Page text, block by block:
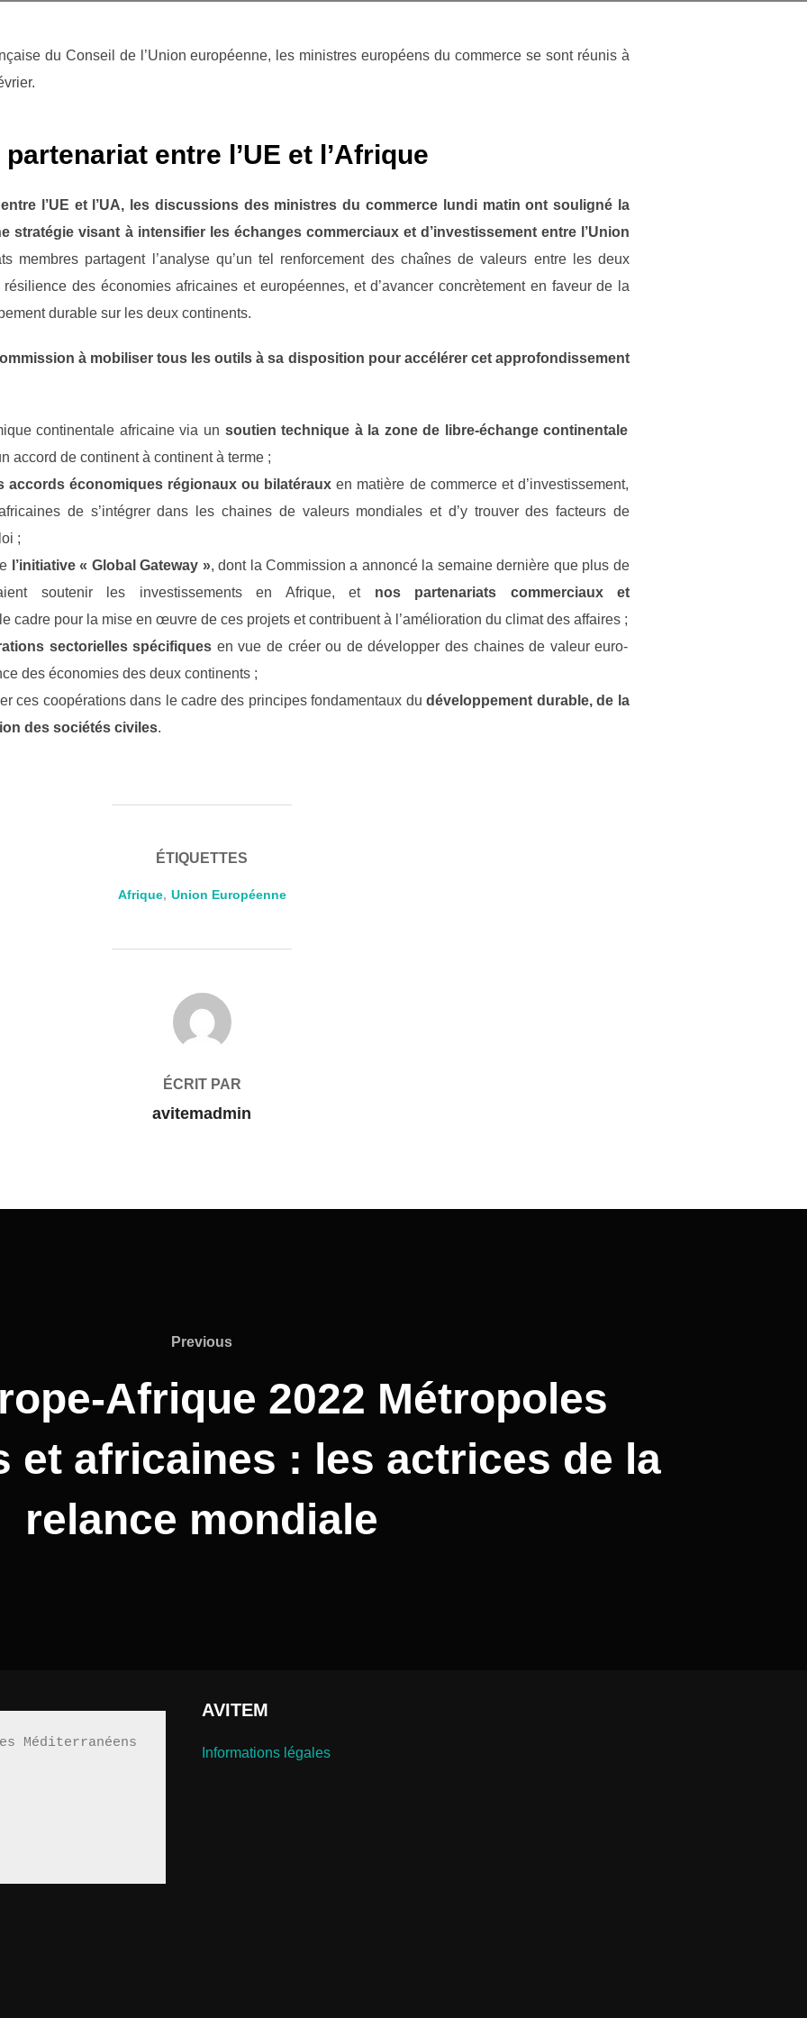
du Conseil de l’Union européenne, les ministres européens du commerce se sont réunis à
entre l’UE et l’Afrique
l’UE et l’UA, les discussions des ministres du commerce lundi matin ont souligné la
stratégie visant à intensifier les échanges commerciaux et d’investissement entre l’Union
membres partagent l’analyse qu’un tel renforcement des chaînes de valeurs entre les deux
des économies africaines et européennes, et d’avancer concrètement en faveur de la
durable sur les deux continents.
à mobiliser tous les outils à sa disposition pour accélérer cet approfondissement
continentale africaine via un soutien technique à la zone de libre-échange continentale
accord de continent à continent à terme ;
accords économiques régionaux ou bilatéraux en matière de commerce et d’investissement,
de s’intégrer dans les chaines de valeurs mondiales et d’y trouver des facteurs de
;
l’initiative « Global Gateway », dont la Commission a annoncé la semaine dernière que plus de
soutenir les investissements en Afrique, et
nos partenariats commerciaux et
cadre pour la mise en œuvre de ces projets et contribuent à l’amélioration du climat des affaires ;
sectorielles spécifiques en vue de créer ou de développer des chaines de valeur euro-
des économies des deux continents ;
ces coopérations dans le cadre des principes fondamentaux du développement durable, de la
des sociétés civiles.
ÉTIQUETTES
Afrique, Union Européenne
AUTEUR DE LA PUBLICATION
ÉCRIT PAR
avitemadmin
Previous
Previous
Afrique 2022 Métropoles
et africaines : les actrices de la
relance mondiale
Méditerranéens
AVITEM
Informations légales